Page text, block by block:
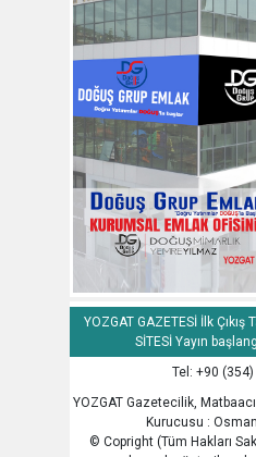
YOZGAT GAZETESİ İlk
SİTESİ Yayın
Tel: +90
YOZGAT Gazetecilik,
Kurucusu :
© Copright (Tüm Hakları